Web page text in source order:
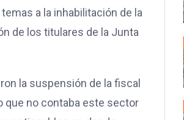
a la inhabilitación de la
de los titulares de la Junta
la suspensión de la fiscal
que no contaba este sector